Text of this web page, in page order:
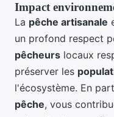
Impact
La pêche artisanale
un profond respect
pêcheurs locaux
préserver les
l'écosystème. En
pêche, vous